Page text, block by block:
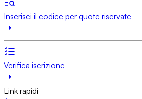
Inserisci il codice per quote riservate
Verifica iscrizione
Link rapidi